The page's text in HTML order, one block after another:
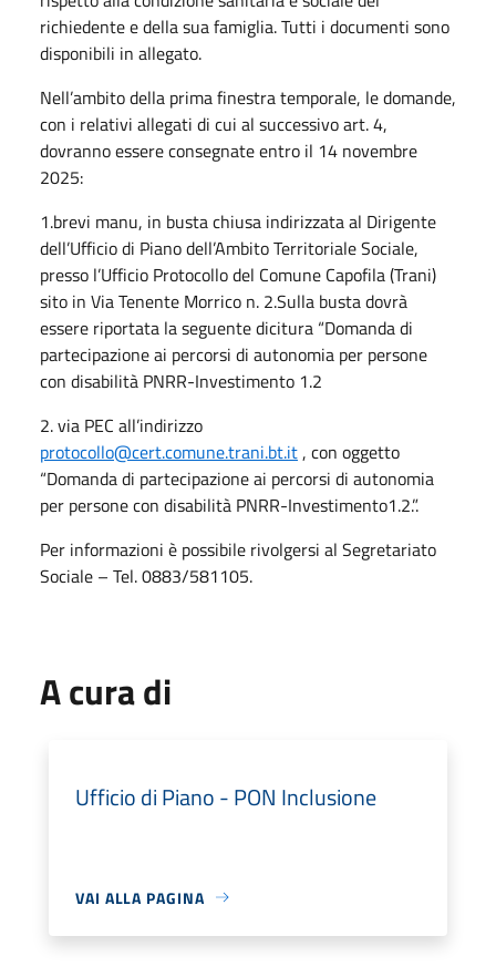
richiedente e della sua famiglia. Tutti i documenti sono
disponibili in allegato.
Nell’ambito della prima finestra temporale, le domande,
con i relativi allegati di cui al successivo art. 4,
dovranno essere consegnate entro il 14 novembre
2025:
1.brevi manu, in busta chiusa indirizzata al Dirigente
dell’Ufficio di Piano dell’Ambito Territoriale Sociale,
presso l’Ufficio Protocollo del Comune Capofila (Trani)
sito in Via Tenente Morrico n. 2.Sulla busta dovrà
essere riportata la seguente dicitura “Domanda di
partecipazione ai percorsi di autonomia per persone
con disabilità PNRR-Investimento 1.2
2. via PEC all’indirizzo
protocollo@cert.comune.trani.bt.it , con oggetto
“Domanda di partecipazione ai percorsi di autonomia
per persone con disabilità PNRR-Investimento1.2.”.
Per informazioni è possibile rivolgersi al Segretariato
Sociale – Tel. 0883/581105.
A cura di
Ufficio di Piano - PON Inclusione
VAI ALLA PAGINA